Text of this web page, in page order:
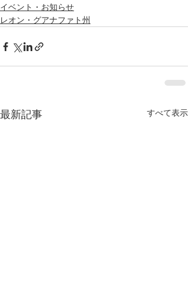
イベント・お知らせ
レオン・グアナファト州
最新記事 すべて表示